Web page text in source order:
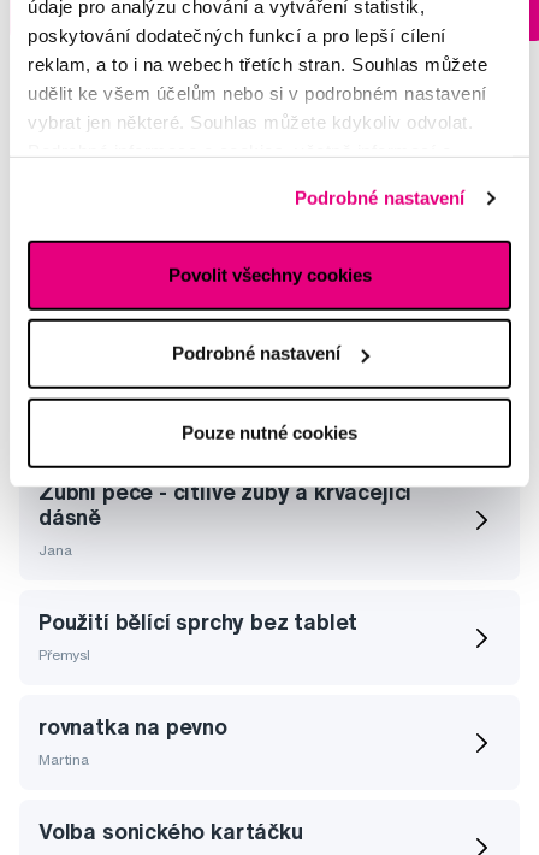
údaje pro analýzu chování a vytváření statistik,
poskytování dodatečných funkcí a pro lepší cílení
reklam, a to i na webech třetích stran. Souhlas můžete
udělit ke všem účelům nebo si v podrobném nastavení
vybrat jen některé. Souhlas můžete kdykoliv odvolat.
Podrobné nastavení
Povolit všechny cookies
Podrobné nastavení
Pouze nutné cookies
Do košíku
Ihned na
13 prodejnách
Do košíku
Jitka
ústní sprcha
Zubní péče - citlivé zuby a krvácející
dásně
Jana
Použití bělící sprchy bez tablet
Přemysl
rovnatka na pevno
Martina
Volba sonického kartáčku